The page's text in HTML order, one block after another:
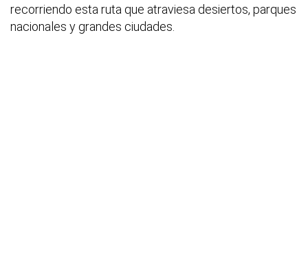
recorriendo esta ruta que atraviesa desiertos, parques
nacionales y grandes ciudades.